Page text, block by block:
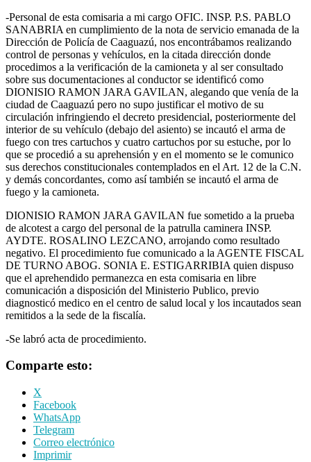
-Personal de esta comisaria a mi cargo OFIC. INSP. P.S. PABLO
SANABRIA en cumplimiento de la nota de servicio emanada de la
Dirección de Policía de Caaguazú, nos encontrábamos realizando
control de personas y vehículos, en la citada dirección donde
procedimos a la verificación de la camioneta y al ser consultado
sobre sus documentaciones al conductor se identificó como
DIONISIO RAMON JARA GAVILAN, alegando que venía de la
ciudad de Caaguazú pero no supo justificar el motivo de su
circulación infringiendo el decreto presidencial, posteriormente del
interior de su vehículo (debajo del asiento) se incautó el arma de
fuego con tres cartuchos y cuatro cartuchos por su estuche, por lo
que se procedió a su aprehensión y en el momento se le comunico
sus derechos constitucionales contemplados en el Art. 12 de la C.N.
y demás concordantes, como así también se incautó el arma de
fuego y la camioneta.
DIONISIO RAMON JARA GAVILAN fue sometido a la prueba
de alcotest a cargo del personal de la patrulla caminera INSP.
AYDTE. ROSALINO LEZCANO, arrojando como resultado
negativo. El procedimiento fue comunicado a la AGENTE FISCAL
DE TURNO ABOG. SONIA E. ESTIGARRIBIA quien dispuso
que el aprehendido permanezca en esta comisaria en libre
comunicación a disposición del Ministerio Publico, previo
diagnosticó medico en el centro de salud local y los incautados sean
remitidos a la sede de la fiscalía.
-Se labró acta de procedimiento.
Comparte esto:
X
Facebook
WhatsApp
Telegram
Correo electrónico
Imprimir